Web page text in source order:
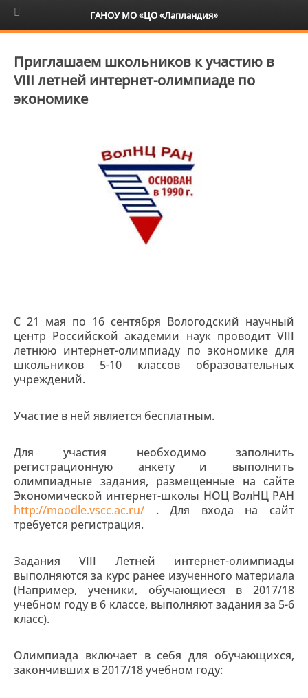
6+
Приглашаем школьников к участию в
VIII летней интернет-олимпиаде по
экономике
С 21 мая по 16 сентября Вологодский научный
центр Российской академии наук проводит VIII
летнюю интернет-олимпиаду по экономике для
школьников 5-10 классов образовательных
учреждений.
Участие в ней является бесплатным.
Для участия необходимо заполнить
регистрационную анкету и выполнить
олимпиадные задания, размещенные на сайте
Экономической интернет-школы НОЦ ВолНЦ РАН
http://moodle.vscc.ac.ru/ . Для входа на сайт
требуется регистрация.
Задания VIII Летней интернет-олимпиады
выполняются за курс ранее изученного материала
(Например, ученики, обучающиеся в 2017/18
учебном году в 6 классе, выполняют задания за 5-6
класс).
Олимпиада включает в себя для обучающихся,
закончивших в 2017/18 учебном году:
ГАНОУ МО «ЦО «Лапландия»